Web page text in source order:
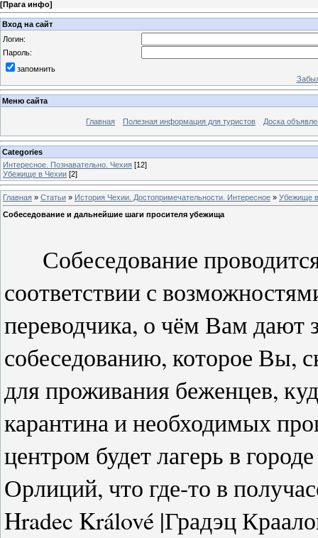
[Прага инфо]
Вход на сайт
Логин:
Пароль:
запомнить
Меню сайта
Главная Полезная информация для туристов Доска
Categories
Интересное. Познавательно. Чехия [12]
Убежище в Чехии [2]
Главная » Статьи » История Чехии. Достопримечательности. Интересное » Убежище
Собеседование и дальнейшие шаги просителя убежища
Собеседование
соответствии с
переводчика, о чём Вам дают
собеседованию, которое Вы,
для проживания беженцев,
карантина и необходимых
центром будет лагерь в
Орлиций, что где-то в
Hradec Králové |Градэц